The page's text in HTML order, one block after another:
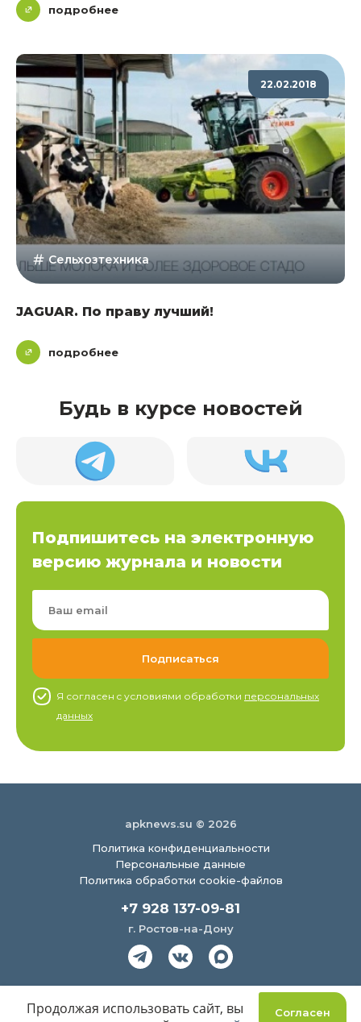
подробнее
22.02.2018
Сельхозтехника
JAGUAR. По праву лучший!
подробнее
Будь в курсе новостей
Подпишитесь на электронную
версию журнала и новости
Я согласен c условиями обработки персональных
данных
apknews.su © 2026
Политика конфиденциальности
Персональные данные
Политика обработки cookie-файлов
+7 928 137-09-81
г. Ростов-на-Дону
Согласен
Продолжая использовать сайт, вы